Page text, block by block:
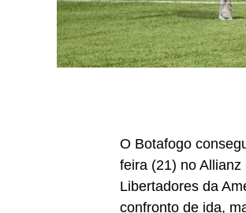
O Botafogo
feira (21) no
Libertadores da
confronto de ida,